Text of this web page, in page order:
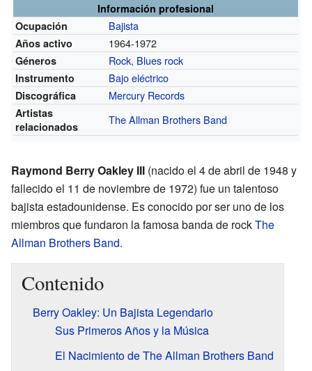
Información profesional
Ocupación
Bajista
Años activo 1964-1972
Géneros Rock, Blues rock
Instrumento Bajo eléctrico
Discográfica Mercury Records
Artistas
relacionados
The Allman Brothers Band
Raymond Berry Oakley III (nacido el 4 de abril de 1948 y
fallecido el 11 de noviembre de 1972) fue un talentoso
bajista estadounidense. Es conocido por ser uno de los
miembros que fundaron la famosa banda de rockThe
Allman Brothers Band.
Contenido
Berry Oakley: Un Bajista Legendario
Sus Primeros Años y la Música
El Nacimiento de The Allman Brothers Band